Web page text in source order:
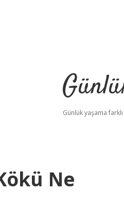
Günlük yaşama
Ne